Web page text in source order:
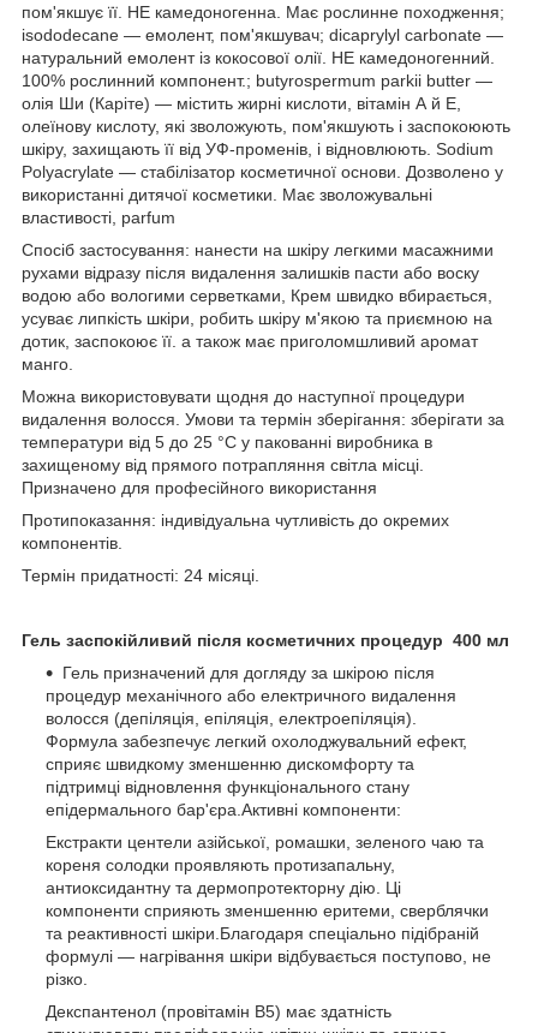
пом'якшує її. НЕ камедоногенна. Має рослинне походження;
isododecane — емолент, пом'якшувач; dicaprylyl carbonate —
натуральний емолент із кокосової олії. НЕ камедоногенний.
100% рослинний компонент.; butyrospermum parkii butter —
олія Ши (Каріте) — містить жирні кислоти, вітамін А й Е,
олеїнову кислоту, які зволожують, пом'якшують і заспокоюють
шкіру, захищають її від УФ-променів, і відновлюють. Sodium
Polyacrylate — стабілізатор косметичної основи. Дозволено у
використанні дитячої косметики. Має зволожувальні
властивості, parfum
Спосіб застосування: нанести на шкіру легкими масажними
рухами відразу після видалення залишків пасти або воску
водою або вологими серветками, Крем швидко вбирається,
усуває липкість шкіри, робить шкіру м'якою та приємною на
дотик, заспокоює її. а також має приголомшливий аромат
манго.
Можна використовувати щодня до наступної процедури
видалення волосся. Умови та термін зберігання: зберігати за
температури від 5 до 25 °C у пакованні виробника в
захищеному від прямого потрапляння світла місці.
Призначено для професійного використання
Протипоказання: індивідуальна чутливість до окремих
компонентів.
Термін придатності: 24 місяці.
Гель заспокійливий після косметичних процедур 400 мл
Гель призначений для догляду за шкірою після
процедур механічного або електричного видалення
волосся (депіляція, епіляція, електроепіляція).
Формула забезпечує легкий охолоджувальний ефект,
сприяє швидкому зменшенню дискомфорту та
підтримці відновлення функціонального стану
епідермального бар'єра.Активні компоненти:
Екстракти центели азійської, ромашки, зеленого чаю та
кореня солодки проявляють протизапальну,
антиоксидантну та дермопротекторну дію. Ці
компоненти сприяють зменшенню еритеми, сверблячки
та реактивності шкіри.Благодаря спеціально підібраній
формулі — нагрівання шкіри відбувається поступово, не
різко.
Декспантенол (провітамін B5) має здатність